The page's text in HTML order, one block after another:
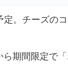
定。チーズの
期間限定で